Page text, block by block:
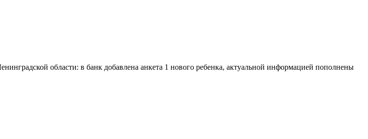
области: в банк добавлена анкета 1 нового ребенка, актуальной информацией пополнены